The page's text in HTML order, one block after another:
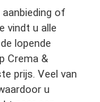
of
vindt u alle
lopende
Crema &
prijs. Veel van
u